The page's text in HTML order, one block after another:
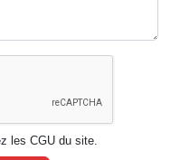
les CGU du site.